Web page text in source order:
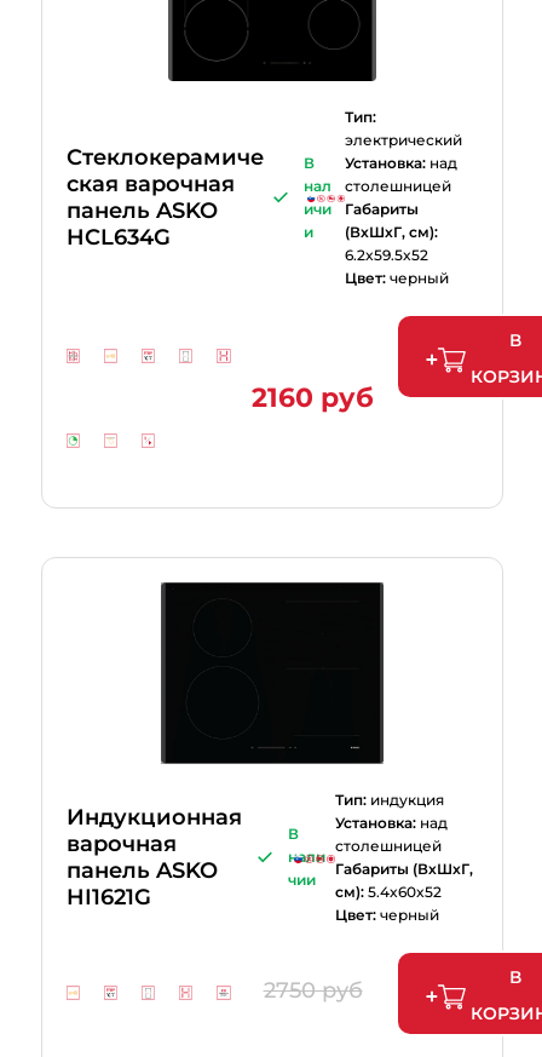
Стеклокерамиче
ская варочная
панель ASKO
HCL634G
В
нал
ичи
и
Тип:
электрический
Установка: над
столешницей
Габариты
(ВхШхГ, см):
6.2x59.5x52
Цвет:черный
2160 руб
В
Индукционная
варочная
панель ASKO
HI1621G
В
нали
чии
Тип: индукция
Установка: над
столешницей
Габариты (ВхШхГ,
см): 5.4x60x52
Цвет: черный
2750 руб
В